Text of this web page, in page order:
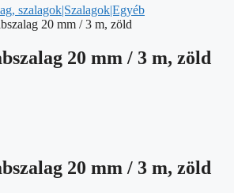
szalagok|Szalagok|Egyéb
20 mm / 3 m, zöld
20 mm / 3 m, zöld
20 mm / 3 m, zöld